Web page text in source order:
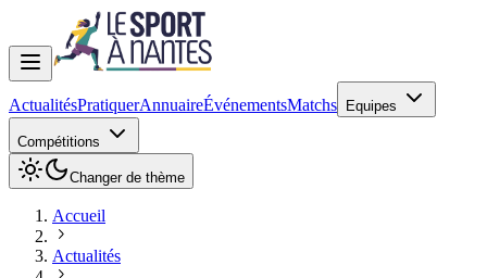
ActualitésPratiquerAnnuaireÉvénementsMatchs Equipes
Compétitions
Changer de thème
Accueil
Actualités